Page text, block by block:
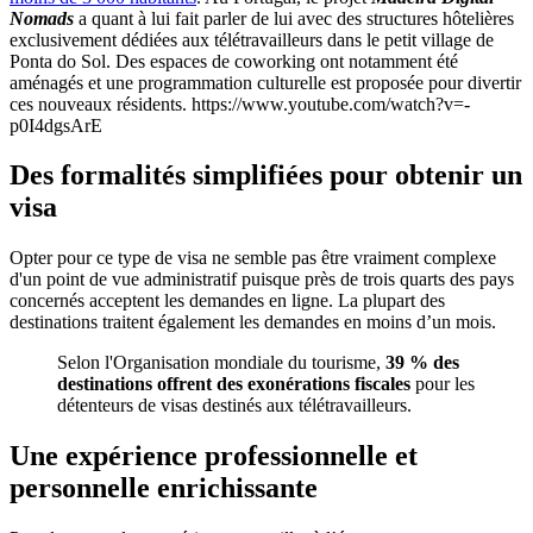
Nomads a quant à lui fait parler de lui avec des structures hôtelières
exclusivement dédiées aux télétravailleurs dans le petit village de
Ponta do Sol. Des espaces de coworking ont notamment été
aménagés et une programmation culturelle est proposée pour divertir
ces nouveaux résidents. https://www.youtube.com/watch?v=-
p0I4dgsArE
Des formalités simplifiées pour obtenir un
visa
Opter pour ce type de visa ne semble pas être vraiment complexe
d'un point de vue administratif puisque près de trois quarts des pays
concernés acceptent les demandes en ligne. La plupart des
destinations traitent également les demandes en moins d’un mois.
Selon l'Organisation mondiale du tourisme, 39 % des
destinations offrent des exonérations fiscales pour les
détenteurs de visas destinés aux télétravailleurs.
Une expérience professionnelle et
personnelle enrichissante